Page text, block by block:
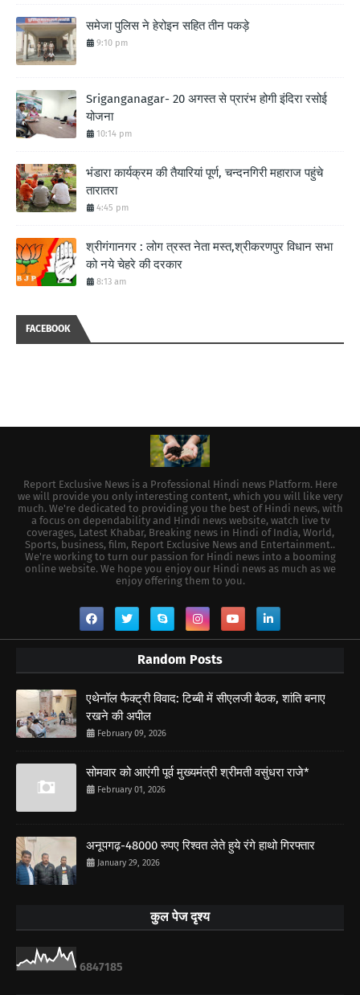
समेजा पुलिस ने हेरोइन सहित तीन पकड़े
9:10 pm
Sriganganagar- 20 अगस्त से प्रारंभ होगी इंदिरा रसोई
योजना
10:14 pm
भंडारा कार्यक्रम की तैयारियां पूर्ण, चन्दनगिरी महाराज पहुंचे
तारातरा
4:45 pm
श्रीगंगानगर : लोग त्रस्त नेता मस्त,श्रीकरणपुर विधान सभा
को नये चेहरे की दरकार
8:13 am
FACEBOOK
Report Exclusive News is a Professional Hindi news Platform. Here
we will provide you only interesting content, which you will like very
much. We're dedicated to providing you the best of Hindi news, with
a focus on dependability and Hindi news website, watch live tv
coverages, Latest Khabar, Breaking news in Hindi of India, World,
Sports, business, film, Report Exclusive News and Entertainment..
We're working to turn our passion for Hindi news into a booming
online website. We hope you enjoy our Hindi news as much as we
enjoy offering them to you.
Random Posts
एथेनॉल फैक्ट्री विवाद: टिब्बी में सीएलजी बैठक, शांति बनाए
रखने की अपील
February 09, 2026
सोमवार को आएंगी पूर्व मुख्यमंत्री श्रीमती वसुंधरा राजे*
February 01, 2026
अनूपगढ़-48000 रुपए रिश्वत लेते हुये रंगे हाथो गिरफ्तार
January 29, 2026
कुल पेज दृश्य
6847185